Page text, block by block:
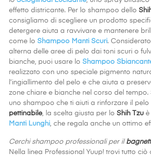
effetto districante. Per lo shampoo dello
consigliamo di scegliere un prodotto
detergere aiuta a ravvivare e mantenere
come lo Shampoo Manti Scuri.
alterna delle aree di pelo dai toni scuri o
bianche, puoi usare lo Shampoo
realizzato con uno speciale pigmento
l’ingiallimento del pelo e che aiuta a
zone chiare e bianche nel corso del tempo.
uno shampoo che ti aiuti a rinforzare il pelo
pettinabile, la scelta giusta per lo Shih Tzu è
Manti Lunghi , che regala anche un ottimo
Cerchi shampoo professionali per il
Nella linea Professional Yuup! trovi tutto ciò